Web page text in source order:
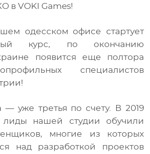
в VOKI Games!
одесском офисе стартует
курс, по окончанию
появится еще полтора
специалистов
— уже третья по счету. В 2019
лиды нашей студии обучили
многие из которых
над разработкой проектов